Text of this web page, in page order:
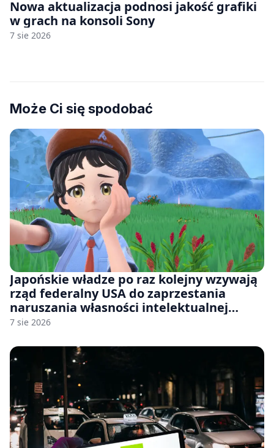
Nowa aktualizacja podnosi jakość grafiki
w grach na konsoli Sony
7 sie 2026
Może Ci się spodobać
Japońskie władze po raz kolejny wzywają
rząd federalny USA do zaprzestania
naruszania własności intelektualnej
japońskich gier i anime
7 sie 2026